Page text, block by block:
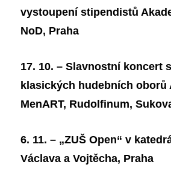
vystoupení stipendistů
NoD, Praha
17. 10. – Slavnostní koncert
klasických hudebních oborů
MenART, Rudolfinum,
6. 11. – „ZUŠ Open“ v
Václava a Vojtěcha, Praha